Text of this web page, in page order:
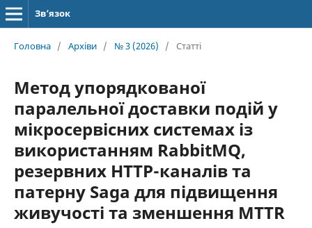
Зв’язок
Головна / Архіви / № 3 (2026) / Статті
Метод упорядкованої
паралельної доставки подій у
мікросервісних системах із
використанням RabbitMQ,
резервних HTTP-каналів та
патерну Saga для підвищення
живучості та зменшення MTTR